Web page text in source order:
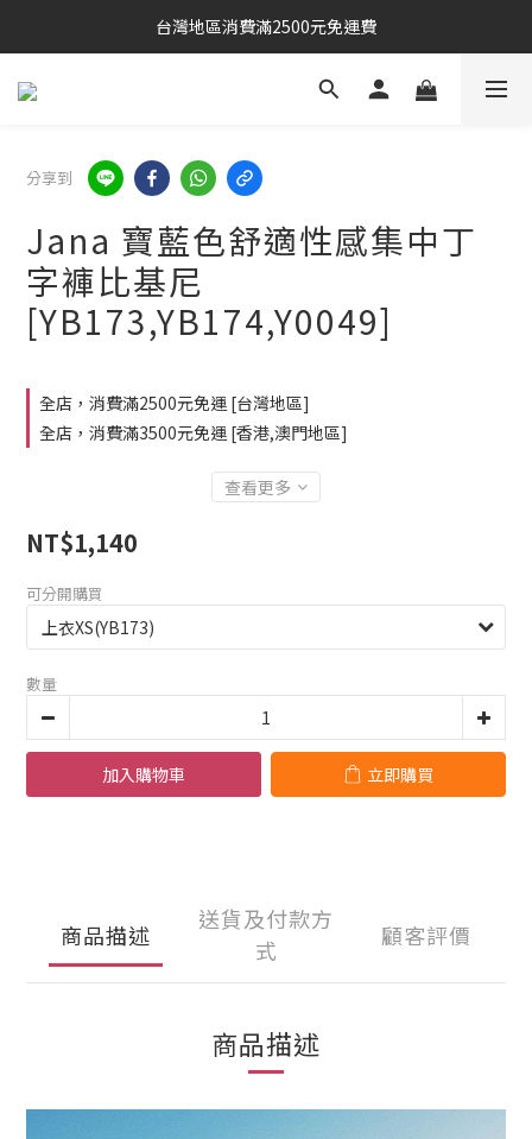
台灣地區消費滿2500元免運費
分享到
Jana 寶藍色舒適性感集中丁
字褲比基尼
[YB173,YB174,Y0049]
全店，消費滿2500元免運 [台灣地區]
全店，消費滿3500元免運 [香港,澳門地區]
查看更多
NT$1,140
可分開購買
數量
加入購物車 立即購買
商品描述
送貨及付款方
式
顧客評價
商品描述